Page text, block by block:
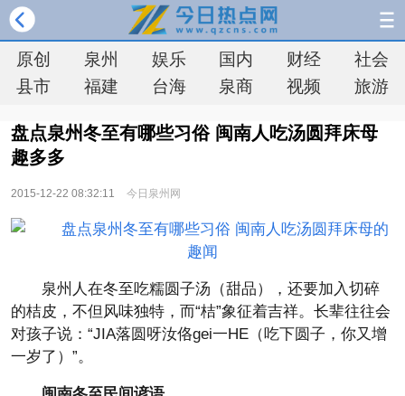
原创 泉州 娱乐 国内 财经
社会
县市
福建 台海 泉商 视频 旅游
盘点泉州冬至有哪些习俗 闽南人吃汤圆拜床母
趣多多
2015-12-22 08:32:11 今日泉州网
泉州人在冬至吃糯圆子汤（甜品），还要加入切碎
的桔皮，不但风味独特，而“桔”象征着吉祥。长辈往往会
对孩子说：“JIA落圆呀汝佫gei一HE（吃下圆子，你又增
一岁了）”。